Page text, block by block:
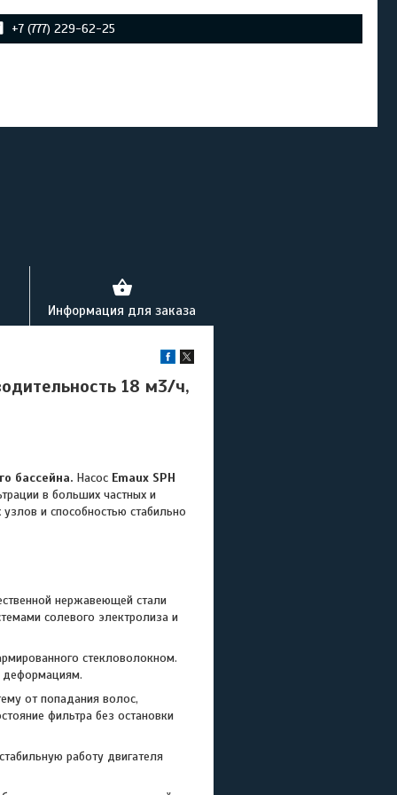
+7 (777) 229-62-25
Информация для заказа
18 м3/ч,
бассейна. Насос Emaux SPH
в больших частных и
и способностью стабильно
нержавеющей стали
солевого электролиза и
стекловолокном.
деформациям.
от попадания волос,
фильтра без остановки
работу двигателя